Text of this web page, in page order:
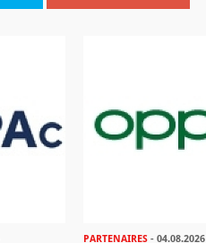
PARTENAIRES- 04.08.2026